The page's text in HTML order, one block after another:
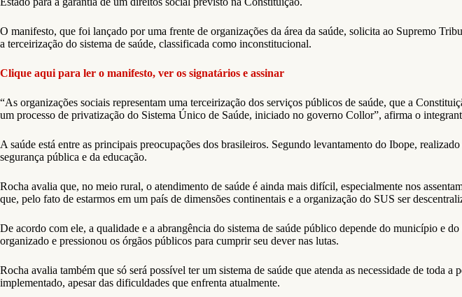
O manifesto, que foi lançado por uma frente de organizações da área da saúde, solicita ao Supremo
a terceirização do sistema de saúde, classificada como inconstitucional.
Clique aqui para ler o manifesto, ver os signatários e assinar
“As organizações sociais representam uma terceirização dos serviços públicos de saúde, que a
um processo de privatização do Sistema Único de Saúde, iniciado no governo Collor”, afirma o
A saúde está entre as principais preocupações dos brasileiros. Segundo levantamento do Ibope,
segurança pública e da educação.
Rocha avalia que, no meio rural, o atendimento de saúde é ainda mais difícil, especialmente nos
que, pelo fato de estarmos em um país de dimensões continentais e a organização do SUS ser
De acordo com ele, a qualidade e a abrangência do sistema de saúde público depende do município e
organizado e pressionou os órgãos públicos para cumprir seu dever nas lutas.
Rocha avalia também que só será possível ter um sistema de saúde que atenda as necessidade de
implementado, apesar das dificuldades que enfrenta atualmente.